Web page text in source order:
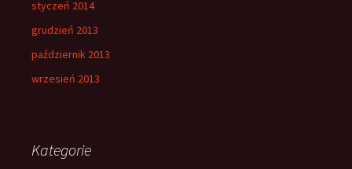
styczeń 2014
grudzień 2013
październik 2013
wrzesień 2013
Kategorie